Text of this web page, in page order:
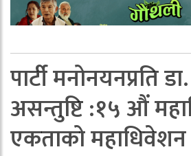
पार्टी मनोनयनप्रति
असन्तुष्टि :१५ औं
एकताको